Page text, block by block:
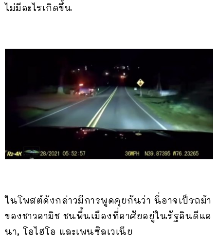
ไม่มีอะไรเกิดขึ้น
ในโพสต์ดังกล่าวมีการพูดคุยกันว่า นี่อาจเป็รถม้า
ของชาวอามิช ชนพื้นเมืองที่อาศัยอยู่ในรัฐอินดีแอ
นา, โอไฮโอ และเพนซิลเวเนีย